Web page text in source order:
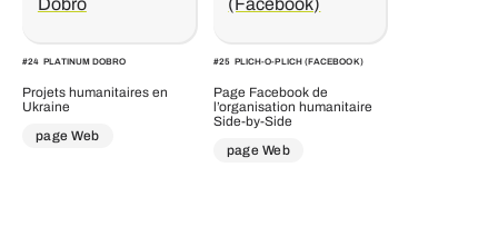
#24 PLATINUM DOBRO
Projets humanitaires en
Ukraine
page Web
#25 PLICH-O-PLICH (FACEBOOK)
Page Facebook de
l’organisation humanitaire
Side-by-Side
page Web